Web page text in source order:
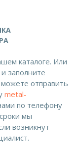
каталоге. Или
заполните
отправить
metal-
по телефону
мы
возникнут